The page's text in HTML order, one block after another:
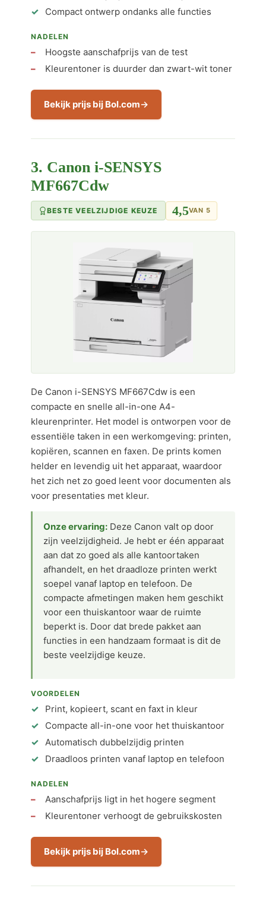
Compact ontwerp ondanks alle functies
NADELEN
Hoogste aanschafprijs van de test
Kleurentoner is duurder dan zwart-wit toner
Bekijk prijs bij Bol.com
3. Canon i-SENSYS
MF667Cdw
BESTE VEELZIJDIGE KEUZE 4,5VAN 5
De Canon i-SENSYS MF667Cdw is een
compacte en snelle all-in-one A4-
kleurenprinter. Het model is ontworpen voor de
essentiële taken in een werkomgeving: printen,
kopiëren, scannen en faxen. De prints komen
helder en levendig uit het apparaat, waardoor
het zich net zo goed leent voor documenten als
voor presentaties met kleur.
Onze ervaring: Deze Canon valt op door
zijn veelzijdigheid. Je hebt er één apparaat
aan dat zo goed als alle kantoortaken
afhandelt, en het draadloze printen werkt
soepel vanaf laptop en telefoon. De
compacte afmetingen maken hem geschikt
voor een thuiskantoor waar de ruimte
beperkt is. Door dat brede pakket aan
functies in een handzaam formaat is dit de
beste veelzijdige keuze.
VOORDELEN
Print, kopieert, scant en faxt in kleur
Compacte all-in-one voor het thuiskantoor
Automatisch dubbelzijdig printen
Draadloos printen vanaf laptop en telefoon
NADELEN
Aanschafprijs ligt in het hogere segment
Kleurentoner verhoogt de gebruikskosten
Bekijk prijs bij Bol.com